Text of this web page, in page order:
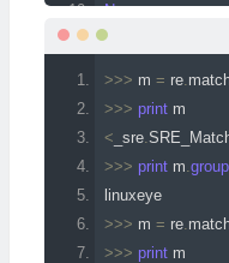
None
>>>
>>> m = re.
>>> print m
< _sre.
>>> print m.group
linuxeye
>>> m = re.
>>> print m